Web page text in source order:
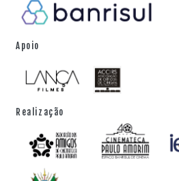
Apoio
Realização